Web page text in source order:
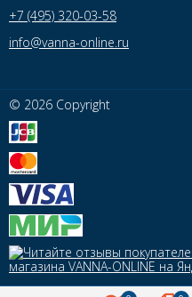
+7 (495) 320-03-58
info@vanna-online.ru
© 2026 Copyright